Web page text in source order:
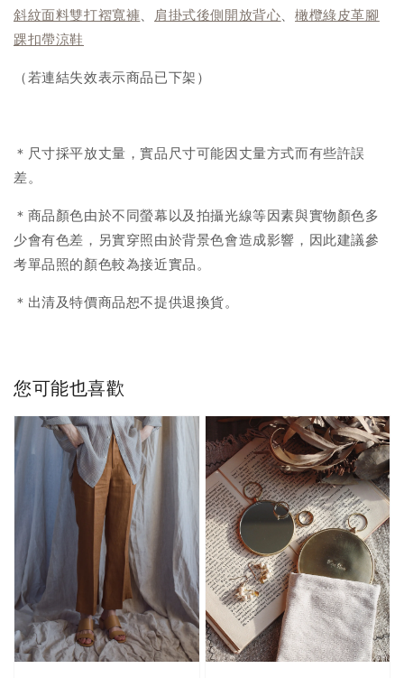
斜紋面料雙打褶寬褲
肩掛式後側開放背心 、橄欖綠皮革腳
踝扣帶涼鞋
（若連結失效表示商品已下架）
＊尺寸採平放丈量，實品尺寸可能因丈量方式而有些許誤
差。
＊商品顏色由於不同螢幕以及拍攝光線等因素與實物顏色多
少會有色差，另實穿照由於背景色會造成影響，因此建議參
考單品照的顏色較為接近實品。
＊出清及特價商品恕不提供退換貨。
您可能也喜歡